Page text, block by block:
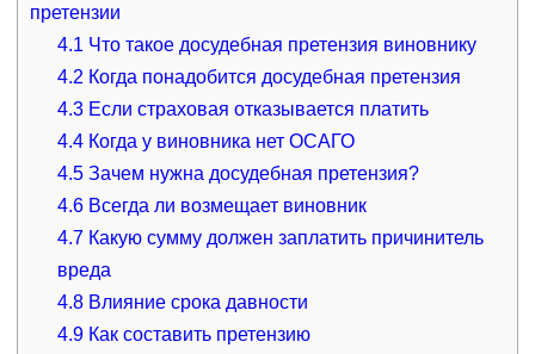
претензии
4.1 Что такое досудебная претензия виновнику
4.2 Когда понадобится досудебная претензия
4.3 Если страховая отказывается платить
4.4 Когда у виновника нет ОСАГО
4.5 Зачем нужна досудебная претензия?
4.6 Всегда ли возмещает виновник
4.7 Какую сумму должен заплатить причинитель
вреда
4.8 Влияние срока давности
4.9 Как составить претензию